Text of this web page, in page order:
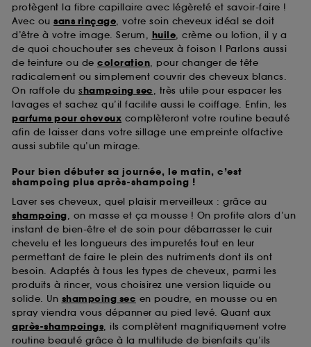
protègent la fibre capillaire avec légèreté et savoir-faire !
Avec ou sans rinçage, votre soin cheveux idéal se doit
d’être à votre image. Serum, huile, crème ou lotion, il y a
de quoi chouchouter ses cheveux à foison ! Parlons aussi
de teinture ou de coloration, pour changer de tête
radicalement ou simplement couvrir des cheveux blancs.
On raffole du shampoing sec, très utile pour espacer les
lavages et sachez qu’il facilite aussi le coiffage. Enfin, les
parfums pour cheveux complèteront votre routine beauté
afin de laisser dans votre sillage une empreinte olfactive
aussi subtile qu’un mirage.
Pour bien débuter sa journée, le matin, c’est
shampoing plus après-shampoing !
Laver ses cheveux, quel plaisir merveilleux : grâce au
shampoing, on masse et ça mousse ! On profite alors d’un
instant de bien-être et de soin pour débarrasser le cuir
chevelu et les longueurs des impuretés tout en leur
permettant de faire le plein des nutriments dont ils ont
besoin. Adaptés à tous les types de cheveux, parmi les
produits à rincer, vous choisirez une version liquide ou
solide. Un shampoing sec en poudre, en mousse ou en
spray viendra vous dépanner au pied levé. Quant aux
après-shampoings, ils complètent magnifiquement votre
routine beauté grâce à la multitude de bienfaits qu’ils